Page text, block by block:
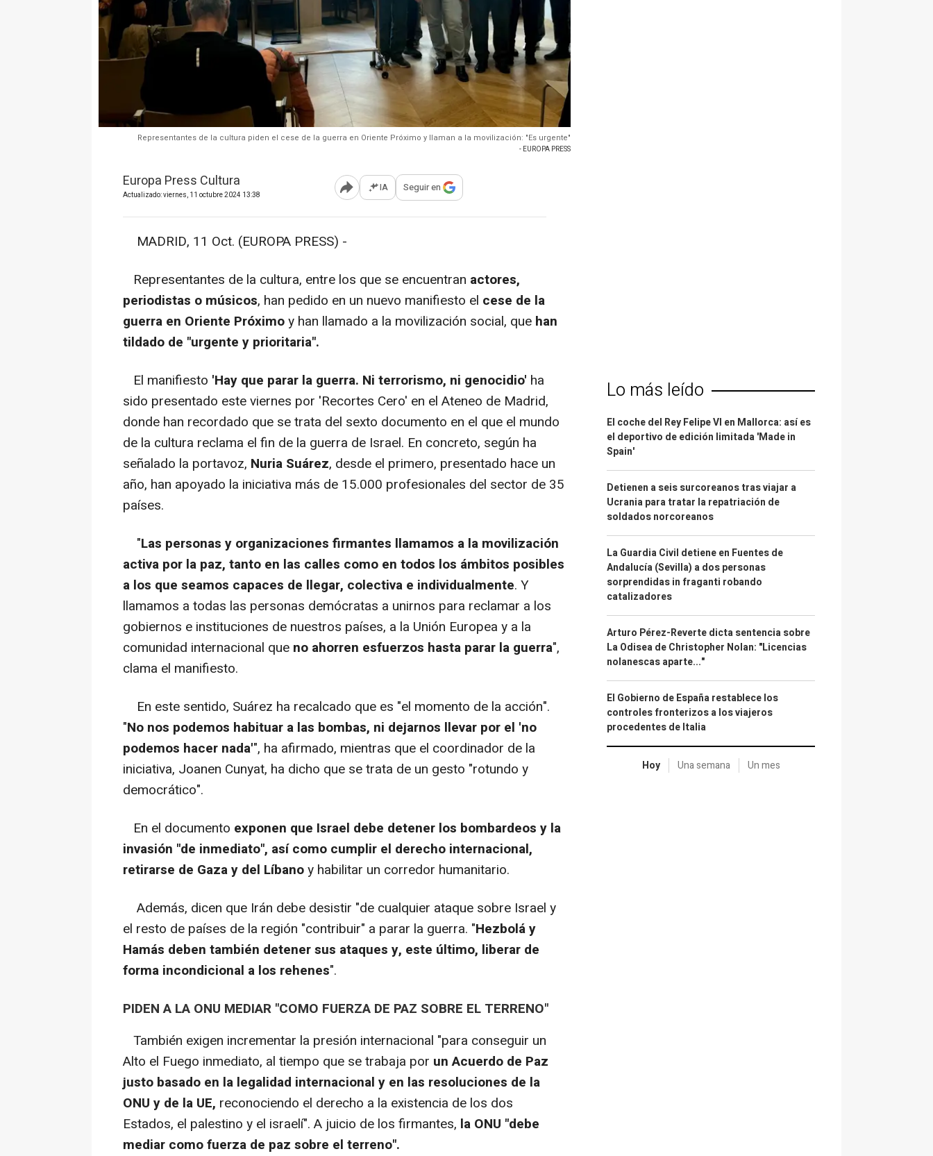
Representantes de la cultura piden el cese de la guerra en Oriente Próximo y llaman a la movilización: "Es urgente"
- EUROPA PRESS
Europa Press Cultura
Actualizado: viernes, 11 octubre 2024 13:38 Abrir opciones para compartir
IA Seguir en
MADRID, 11 Oct. (EUROPA PRESS) -
Representantes de la cultura, entre los que se encuentran actores,
periodistas o músicos, han pedido en un nuevo manifiesto el cese de la
guerra en Oriente Próximoy han llamado a la movilización social, que han
tildado de "urgente y prioritaria".
El manifiesto 'Hay que parar la guerra. Ni terrorismo, ni genocidio' ha
sido presentado este viernes por 'Recortes Cero' en el Ateneo de Madrid,
donde han recordado que se trata del sexto documento en el que el mundo
de la cultura reclama el fin de la guerra de Israel. En concreto, según ha
señalado la portavoz, Nuria Suárez, desde el primero, presentado hace un
año, han apoyado la iniciativa más de 15.000 profesionales del sector de 35
países.
"Las personas y organizaciones firmantes llamamos a la movilización
activa por la paz, tanto en las calles como en todos los ámbitos posibles
a los que seamos capaces de llegar, colectiva e individualmente. Y
llamamos a todas las personas demócratas a unirnos para reclamar a los
gobiernos e instituciones de nuestros países, a la Unión Europea y a la
comunidad internacional que no ahorren esfuerzos hasta parar la guerra",
clama el manifiesto.
En este sentido, Suárez ha recalcado que es "el momento de la acción".
"No nos podemos habituar a las bombas, ni dejarnos llevar por el 'no
podemos hacer nada'", ha afirmado, mientras que el coordinador de la
iniciativa, Joanen Cunyat, ha dicho que se trata de un gesto "rotundo y
democrático".
En el documento exponen que Israel debe detener los bombardeos y la
invasión "de inmediato", así como cumplir el derecho internacional,
retirarse de Gaza y del Líbanoy habilitar un corredor humanitario.
Además, dicen que Irán debe desistir "de cualquier ataque sobre Israel y
el resto de países de la región "contribuir" a parar la guerra. "Hezbolá y
Hamás deben también detener sus ataques y, este último, liberar de
forma incondicional a los rehenes".
PIDEN A LA ONU MEDIAR "COMO FUERZA DE PAZ SOBRE EL TERRENO"
También exigen incrementar la presión internacional "para conseguir un
Alto el Fuego inmediato, al tiempo que se trabaja por un Acuerdo de Paz
justo basado en la legalidad internacional y en las resoluciones de la
ONU y de la UE, reconociendo el derecho a la existencia de los dos
Estados, el palestino y el israelí". A juicio de los firmantes, la ONU "debe
mediar como fuerza de paz sobre el terreno".
Lo más leído
El coche del Rey Felipe VI en Mallorca: así es
el deportivo de edición limitada 'Made in
Spain'
Detienen a seis surcoreanos tras viajar a
Ucrania para tratar la repatriación de
soldados norcoreanos
La Guardia Civil detiene en Fuentes de
Andalucía (Sevilla) a dos personas
sorprendidas in fraganti robando
catalizadores
Arturo Pérez-Reverte dicta sentencia sobre
La Odisea de Christopher Nolan: "Licencias
nolanescas aparte..."
El Gobierno de España restablece los
controles fronterizos a los viajeros
procedentes de Italia
Hoy Una semana Un mes